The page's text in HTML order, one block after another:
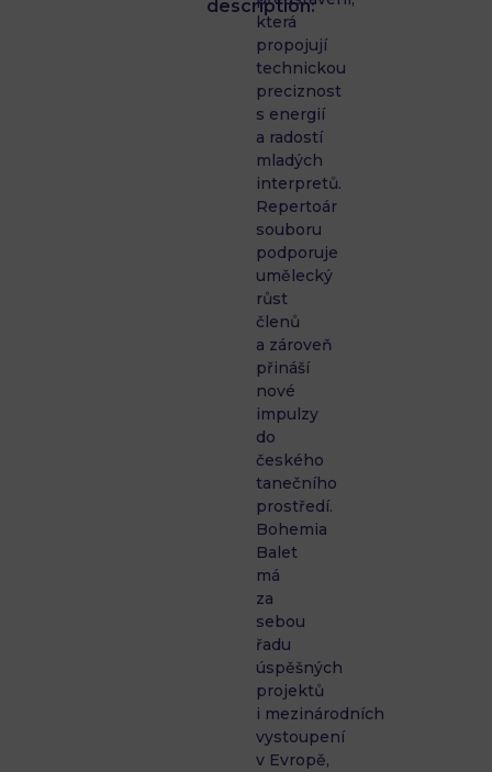
description:
která
propojují
technickou
preciznost
s energií
a radostí
mladých
interpretů.
Repertoár
souboru
podporuje
umělecký
růst
členů
a zároveň
přináší
nové
impulzy
do
českého
tanečního
prostředí.
Bohemia
Balet
má
za
sebou
řadu
úspěšných
projektů
i mezinárodních
vystoupení
v Evropě,